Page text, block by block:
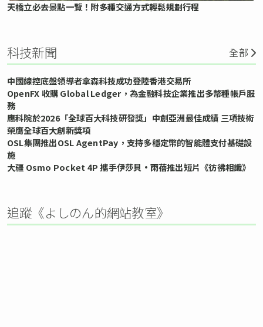
天橋立必去景點一覽！附多種交通方式輕鬆規劃行程
科技新聞 全部
中國線控底盤領導者拿森科技成功登陸香港交易所
OpenFX 收購 Global Ledger，為金融科技企業推出多幣種帳戶服
務
應科院於2026「全球百大科技研發獎」中創亞洲最佳成績 三項技術
榮膺全球百大創新獎項
OSL集團推出OSL AgentPay，支持多穩定幣的智能體支付基礎設
施
大疆 Osmo Pocket 4P 攜手伊莎貝•雨蓓推出短片《彷彿相識》
追蹤《よしのん的網站教室》